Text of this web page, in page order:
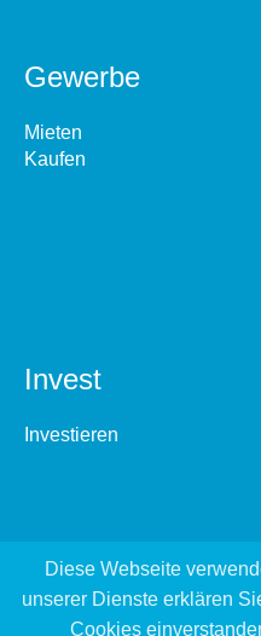
Gewerbe
Mieten
Kaufen
Invest
Investieren
Diese Webseite
unserer Dienste erklären
Cookies